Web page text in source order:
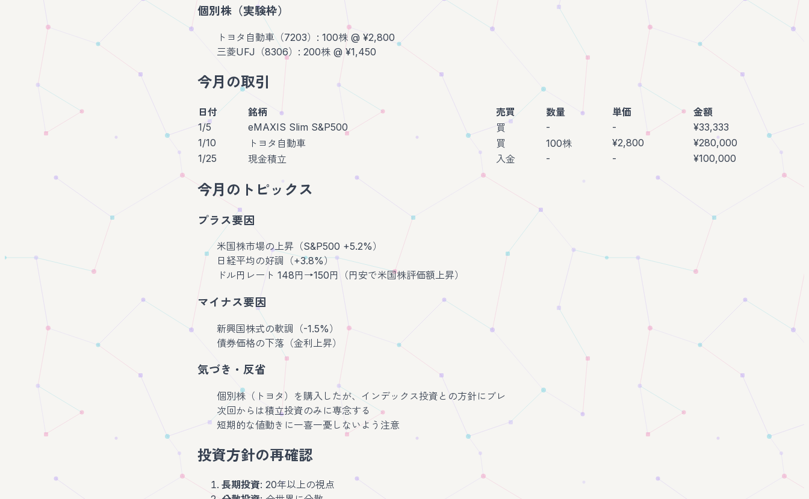
個別株（実験枠）
トヨタ自動車（7203）: 100株 @ ¥2,800
三菱UFJ（8306）: 200株 @ ¥1,450
今月の取引
日付 銘柄 売買 数量 単価
金額
1/5
eMAXIS Slim S&P500 買 - -
¥33,333
1/10
トヨタ自動車 買 100株 ¥2,800
¥280,000
1/25
現金積立 入金 - - ¥100,000
今月のトピックス
プラス要因
米国株市場の上昇（S&P500 +5.2%）
日経平均の好調（+3.8%）
ドル円レート 148円→150円（円安で米国株評価額上昇）
マイナス要因
新興国株式の軟調（-1.5%）
債券価格の下落（金利上昇）
気づき・反省
個別株（トヨタ）を購入したが、インデックス投資との方針にブレ
次回からは積立投資のみに専念する
短期的な値動きに一喜一憂しないよう注意
投資方針の再確認
長期投資: 20年以上の視点